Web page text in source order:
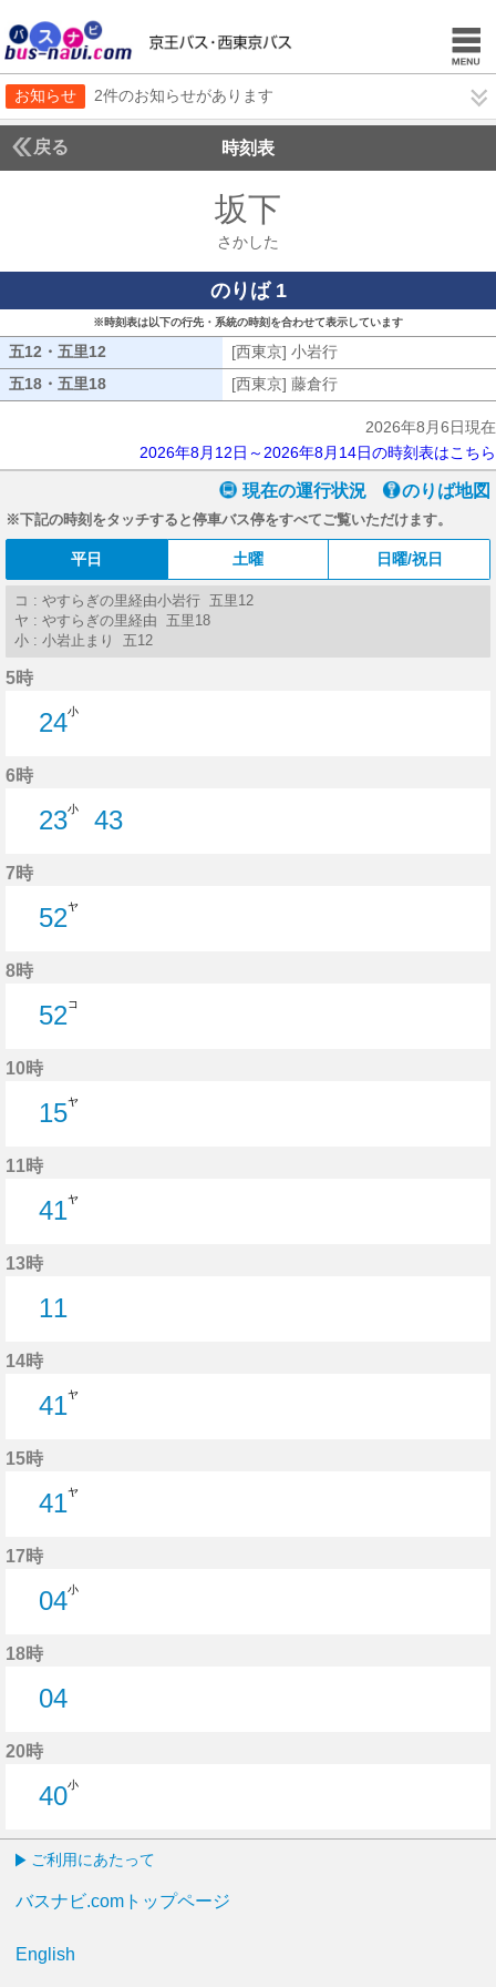
お知らせ 2件のお知らせがあります
戻る 時刻表
坂下
さかした
のりば 1
※時刻表は以下の行先・系統の時刻を合わせて表示しています
五12・五里12 [西東京] 小岩行
五18・五里18
[西東京] 藤倉行
2026年8月6日現在
2026年8月12日～2026年8月14日の時刻表はこちら
現在の運行状況 のりば地図
※下記の時刻をタッチすると停車バス停をすべてご覧いただけます。
平日 土曜 日曜/祝日
コ : やすらぎの里経由小岩行 五里12
ヤ : やすらぎの里経由 五里18
小 : 小岩止まり 五12
5時
24小
6時
23小
43
7時
52ヤ
8時
52コ
10時
15ヤ
11時
41ヤ
13時
11
14時
41ヤ
15時
41ヤ
17時
04小
18時
04
20時
40小
ご利用にあたって
バスナビ.comトップページ
English